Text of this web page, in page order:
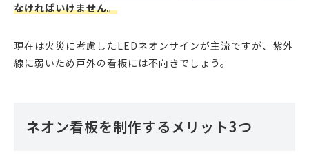
なければいけません。
現在は火災に考慮したLEDネオンサインが主流ですが、紫外
線に弱いため戸外の看板には不向きでしょう。
ネオン看板を制作するメリット3つ